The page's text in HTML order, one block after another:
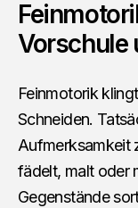
Vorschule
Feinmotorik
Schneiden.
Aufmerksamkeit
fädelt, malt oder
Gegenstände